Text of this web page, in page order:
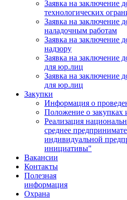
Заявка на заключение
технологических
Заявка на заключение
наладочным работам
Заявка на заключение
надзору
Заявка на
для юр.лиц
Заявка на
для юр.лиц
Закупки
Информация о
Положение о закупках
Реализация
среднее
индивидуальной
инициативы"
Вакансии
Контакты
Полезная
информация
Охрана